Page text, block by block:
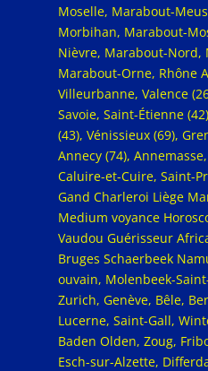
Moselle, Marabout-
Morbihan, Marabout-
Nièvre, Marabout-Nord,
Marabout-Orne, Rhône
Villeurbanne, Valence
Savoie, Saint-Étienne
(43), Vénissieux (69),
Annecy (74),
Caluire-et-Cuire, Saint-
Gand Charleroi Liège
Medium voyance
Vaudou Guérisseur
Bruges Schaerbeek
ouvain, Molenbeek-
Zurich, Genève, Bêle,
Lucerne, Saint-Gall,
Baden Olden, Zoug,
Esch-sur-Alzette,